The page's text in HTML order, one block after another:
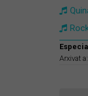
Arxivat a: